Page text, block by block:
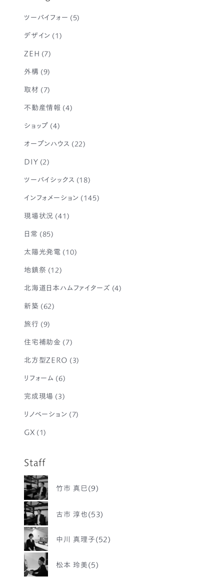
ツーバイフォー (5)
デザイン (1)
ZEH (7)
外構 (9)
取材 (7)
不動産情報 (4)
ショップ (4)
オープンハウス (22)
DIY (2)
ツーバイシックス (18)
インフォメーション (145)
現場状況 (41)
日常 (85)
太陽光発電 (10)
地鎮祭 (12)
北海道日本ハムファイターズ (4)
新築 (62)
旅行 (9)
住宅補助金 (7)
北方型ZERO (3)
リフォーム (6)
完成現場 (3)
リノベーション (7)
GX (1)
Staff
竹市 真巳(9)
古市 淳也(53)
中川 真理子(52)
松本 玲美(5)